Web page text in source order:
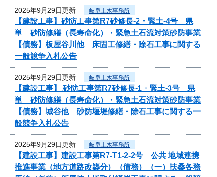
2025年9月29日更新 岐阜土木事務所
【建設工事】砂防工事第R7砂修長-2・緊土-4号 県
単 砂防修繕（長寿命化）・緊急土石流対策砂防事業
【債務】板屋谷川他 床固工修繕・除石工事に関する
一般競争入札公告
2025年9月29日更新 岐阜土木事務所
【建設工事】.砂防工事第R7砂修長-1・緊土-3号 県
単 砂防修繕（長寿命化）・緊急土石流対策砂防事業
【債務】城谷他 砂防堰堤修繕・除石工事に関する一
般競争入札公告
2025年9月29日更新 岐阜土木事務所
【建設工事】建設工事第R7-T1-2-2号 公共 地域連携
推進事業（地方道路改築分）（債務）（一）扶桑各務